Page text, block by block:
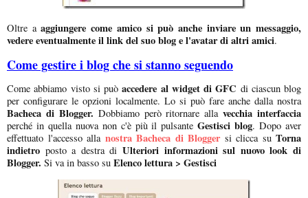
Oltre aaggiungere come amico si può anche inviare un messaggio,
vedere eventualmente il link del suo blog e l'avatar di altri amici.
Come gestire i blog che si stanno seguendo
Come abbiamo visto si puòaccedere al widget di GFC di ciascun blog
per configurare le opzioni localmente. Lo si può fare anche dalla nostra
Bacheca di Blogger. Dobbiamo però ritornare allavecchia interfaccia
perché in quella nuova non c'è più il pulsanteGestisci blog. Dopo aver
effettuato l'accesso alla nostra Bacheca di Bloggersi clicca su Torna
indietro posto a destra di Ulteriori informazioni sul nuovo look di
Blogger. Si va in basso su Elenco lettura > Gestisci